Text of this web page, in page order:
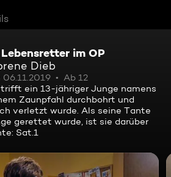
im OP
Dieb
Ab 12
ein 13-jähriger Junge namens
Zaunpfahl durchbohrt und
verletzt wurde. Als seine Tante
gerettet wurde, ist sie darüber
Sat.1